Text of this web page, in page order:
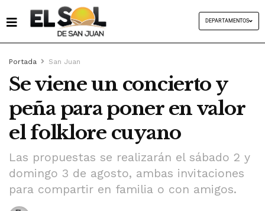
DEPARTAMENTOS
Portada San Juan
Se viene un concierto y
peña para poner en valor
el folklore cuyano
Las propuestas se realizarán el sábado 2 y
domingo 3 de agosto, ambas invitaciones
para compartir en familia o con amigos.